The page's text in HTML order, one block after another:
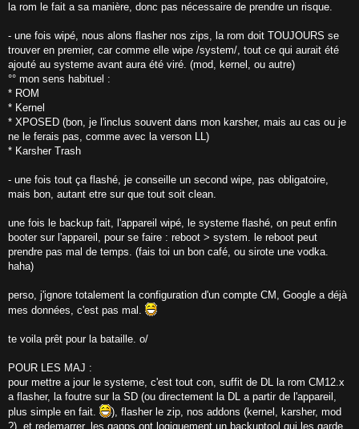
la rom le fait a sa manière, donc pas nécessaire de prendre un risque.
- une fois wipé, nous alons flasher nos zips, la rom doit TOUJOURS se
trouver en premier, car comme elle wipe /system/, tout ce qui aurait été
ajouté au systeme avant aura été viré. (mod, kernel, ou autre)
°° mon sens habituel :
* ROM
* Kernel
* XPOSED (bon, je l'inclus souvent dans mon karsher, mais au cas ou je
ne le ferais pas, comme avec la verson LL)
* Karsher Trash
- une fois tout ça flashé, je conseille un second wipe, pas obligatoire,
mais bon, autant etre sur que tout soit clean.
une fois le backup fait, l'appareil wipé, le systeme flashé, on peut enfin
booter sur l'appareil, pour se faire : reboot > system. le reboot peut
prendre pas mal de temps. (fais toi un bon café, ou sirote une vodka.
haha)
perso, j'ignore totalement la configuration d'un compte CM, Google a déjà
mes données, c'est pas mal.
te voila prêt pour la bataille. o/
POUR LES MAJ :
pour mettre a jour le systeme, c'est tout con, suffit de DL la rom CM12.x
a flasher, la foutre sur la SD (ou directement la DL a partir de l'appareil,
plus simple en fait.
), flasher le zip, nos addons (kernel, karsher, mod
?), et redemarrer. les gapps ont logiquement un backuptool qui les garde